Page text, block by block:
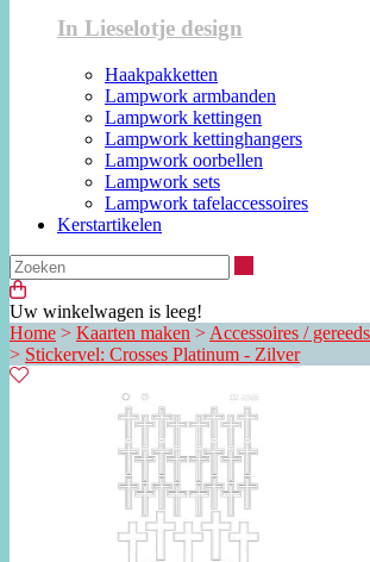
In Lieselotje design
Haakpakketten
Lampwork armbanden
Lampwork kettingen
Lampwork kettinghangers
Lampwork oorbellen
Lampwork sets
Lampwork tafelaccessoires
Kerstartikelen
Uw winkelwagen is leeg!
Home > Kaarten maken > Accessoires /
> Stickervel: Crosses Platinum - Zilver